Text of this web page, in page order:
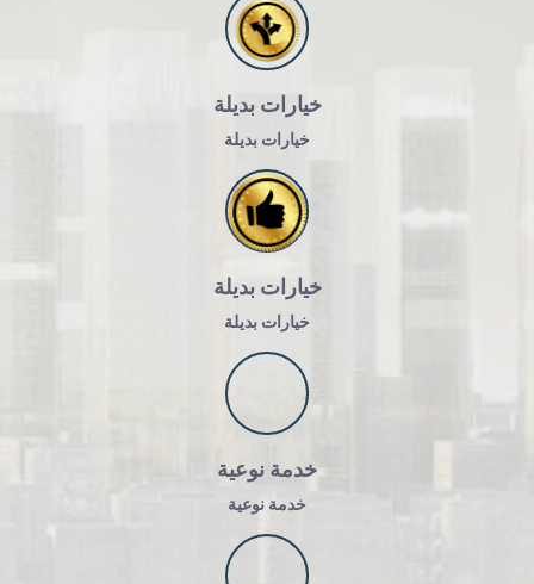
خيارات بديلة
خيارات بديلة
خيارات بديلة
خيارات بديلة
خدمة نوعية
خدمة نوعية